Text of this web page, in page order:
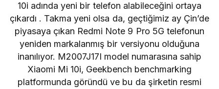
10i adında yeni bir telefon alabileceğini ortaya
çıkardı . Takma yeni olsa da, geçtiğimiz ay Çin’de
piyasaya çıkan Redmi Note 9 Pro 5G telefonun
yeniden markalanmış bir versiyonu olduğuna
inanılıyor. M2007J17I model numarasına sahip
Xiaomi Mi 10i, Geekbench benchmarking
platformunda göründü ve bu da şirketin resmi